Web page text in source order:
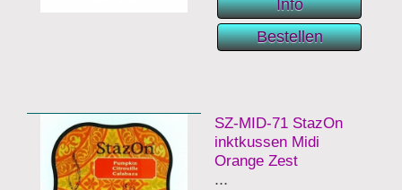
SZ-MID-71 StazOn
inktkussen Midi
Orange Zest
...